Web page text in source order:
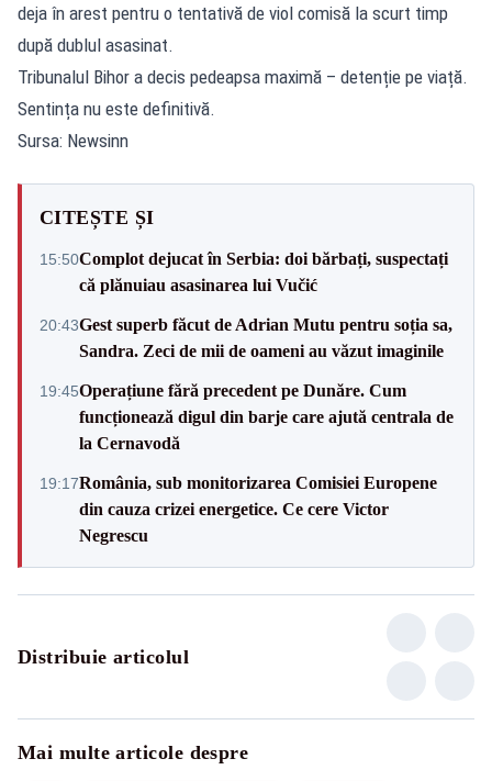
deja în arest pentru o tentativă de viol comisă la scurt timp
după dublul asasinat.
Tribunalul Bihor a decis pedeapsa maximă – detenție pe viață.
Sentința nu este definitivă.
Sursa: Newsinn
CITEȘTE ȘI
15:50Complot dejucat în Serbia: doi bărbați, suspectați
că plănuiau asasinarea lui Vučić
20:43Gest superb făcut de Adrian Mutu pentru soția sa,
Sandra. Zeci de mii de oameni au văzut imaginile
19:45Operațiune fără precedent pe Dunăre. Cum
funcționează digul din barje care ajută centrala de
la Cernavodă
19:17România, sub monitorizarea Comisiei Europene
din cauza crizei energetice. Ce cere Victor
Negrescu
Distribuie articolul
Mai multe articole despre